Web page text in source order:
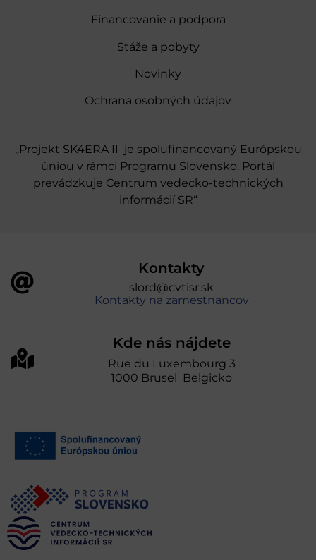
Financovanie a podpora
Stáže a pobyty
Novinky
Ochrana osobných údajov
„Projekt SK4ERA II je spolufinancovaný Európskou
úniou v rámci Programu Slovensko. Portál
prevádzkuje Centrum vedecko-technických
informácií SR“
Kontakty
slord@cvtisr.sk
Kontakty na zamestnancov
Kde nás nájdete
Rue du Luxembourg 3
1000 Brusel Belgicko